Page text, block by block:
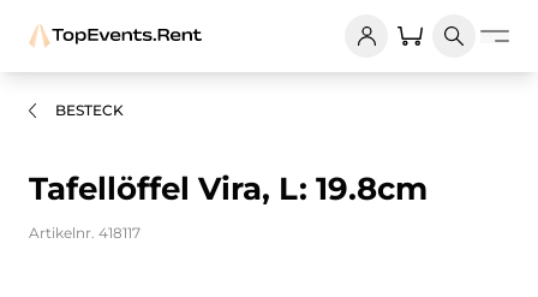
BESTECK
Tafellöffel Vira, L: 19.8cm
Artikelnr. 418117